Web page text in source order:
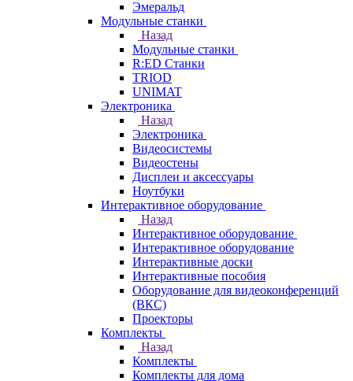
Эмеральд
Модульные станки
Назад
Модульные станки
R:ED Станки
TRIOD
UNIMAT
Электроника
Назад
Электроника
Видеосистемы
Видеостены
Дисплеи и аксессуары
Ноутбуки
Интерактивное оборудование
Назад
Интерактивное оборудование
Интерактивное оборудование
Интерактивные доски
Интерактивные пособия
Оборудование для видеоконференций
(ВКС)
Проекторы
Комплекты
Назад
Комплекты
Комплекты для дома